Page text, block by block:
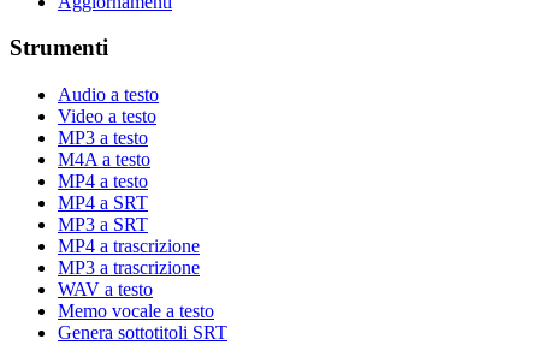
Strumenti
Audio a testo
Video a testo
MP3 a testo
M4A a testo
MP4 a testo
MP4 a SRT
MP3 a SRT
MP4 a trascrizione
MP3 a trascrizione
WAV a testo
Memo vocale a testo
Genera sottotitoli SRT